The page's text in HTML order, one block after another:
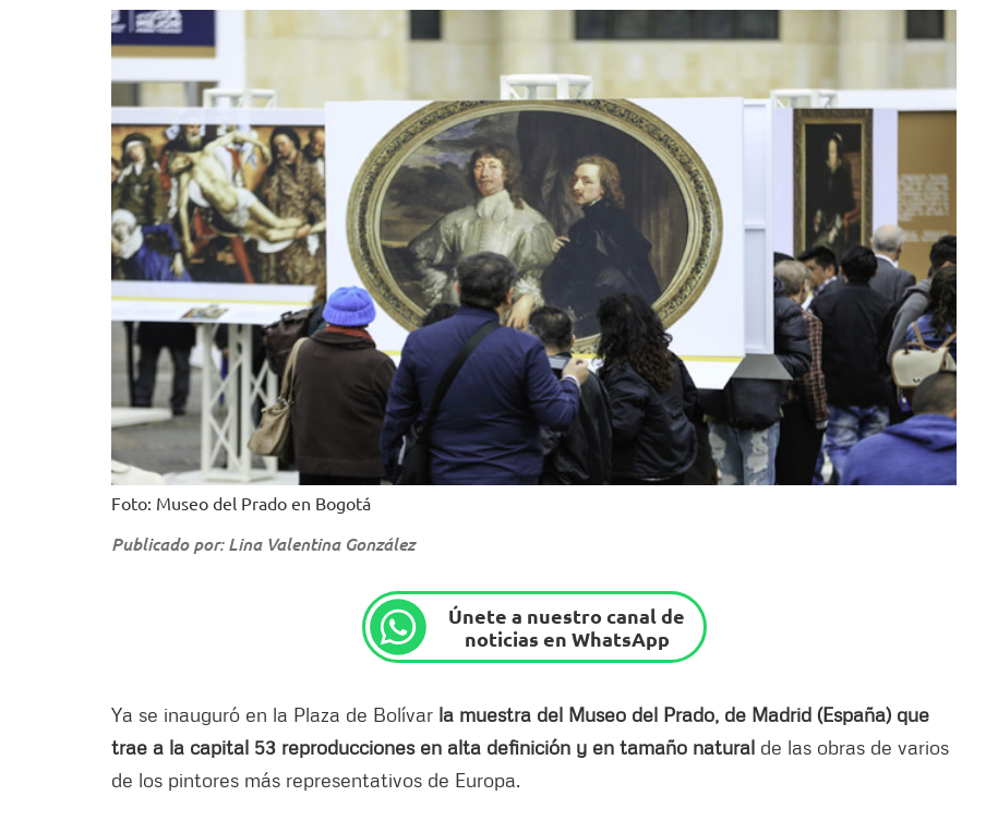
Foto: Museo del Prado en Bogotá
Publicado por: Lina Valentina González
Únete a nuestro canal de
noticias en WhatsApp
Ya se inauguró en la Plaza de Bolívar la muestra del Museo del Prado, de Madrid (España) que
trae a la capital 53 reproducciones en alta definición y en tamaño natural de las obras de varios
de los pintores más representativos de Europa.